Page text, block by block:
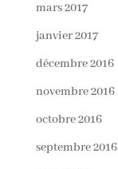
mars 2017
janvier 2017
décembre 2016
novembre 2016
octobre 2016
septembre 2016